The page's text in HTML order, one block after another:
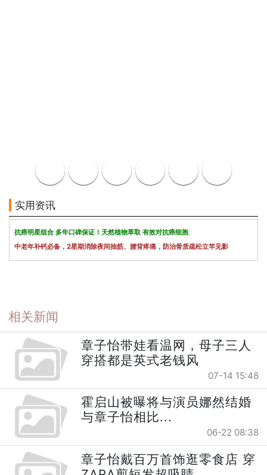
实用资讯
抗癌明星组合 多年口碑保证！天然植物萃取 有效对抗癌细胞
中老年补钙必备，2星期消除夜间抽筋、腰背疼痛，防治骨质疏松立竿见影
相关新闻
章子怡带娃看温网，母子三人
穿搭都是英式老钱风
07-14 15:48
霍启山被曝将与演员娜然结婚
与章子怡相比...
06-22 08:38
章子怡戴百万首饰逛零食店 穿